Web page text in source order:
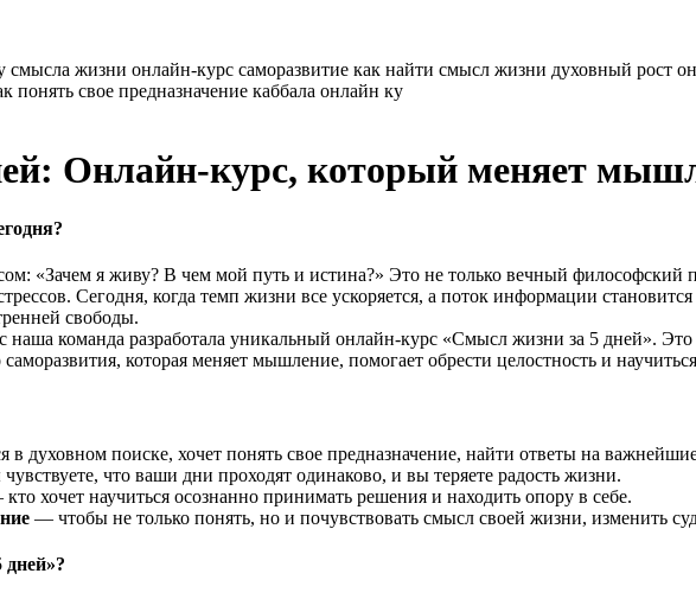
Онлайн-курс, который меняет
«Зачем я живу? В чем мой путь и истина?» Это не только вечный философский
Сегодня, когда темп жизни все ускоряется, а поток информации
свободы.
наша команда разработала уникальный онлайн-курс «Смысл жизни за 5 дней».
которая меняет мышление, помогает обрести целостность и
в духовном поиске, хочет понять свое предназначение, найти ответы на
что ваши дни проходят одинаково, и вы теряете радость жизни.
хочет научиться осознанно принимать решения и находить опору в себе.
— чтобы не только понять, но и почувствовать смысл своей жизни, изменить